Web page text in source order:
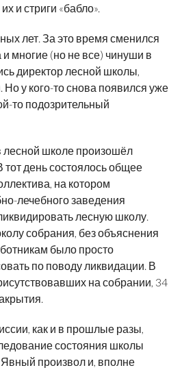
и стриги «бабло».
лет. За это время сменился
и многие (но не все) чинуши в
директор лесной школы,
Но у кого-то снова появился уже
то подозрительный
лесной школе произошёл
тот день состоялось общее
на котором
лечебного заведения
лесную школу.
собрания, без объяснения
было просто
по поводу ликвидации. В
на собрании, 34
как и в прошлые разы,
состояния школы
произвол и, вполне